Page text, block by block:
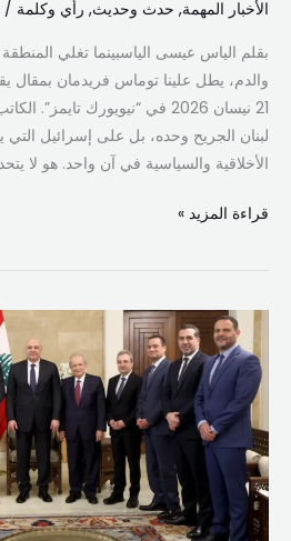
الأخبار المهمة, حدث وحديث, رأي وكلمة /
بقلم الياس عيسى الياس​​بينما تغلي
والدم، يطل علينا توماس فريدمان
21 نيسان 2026 في “نيويورك
لبنان الجريح وحده، بل على إسرائيل التي
الأخلاقية والسياسية في آن واحد. هو لا
قراءة المزيد »
الرئيس
عون:
السفيرة
معوض
ستطرح
في
واشنطن
تمديد